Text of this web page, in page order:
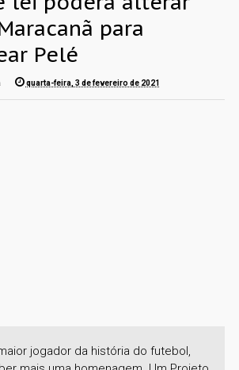
para
Pelé
quarta-feira, 3 de fevereiro de 2021
jogador da história do futebol,